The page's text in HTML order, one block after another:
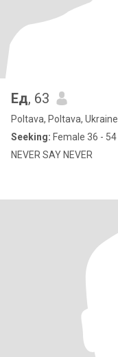
Ед, 63
Poltava, Poltava, Ukraine
Seeking: Female 36 - 54
NEVER SAY NEVER